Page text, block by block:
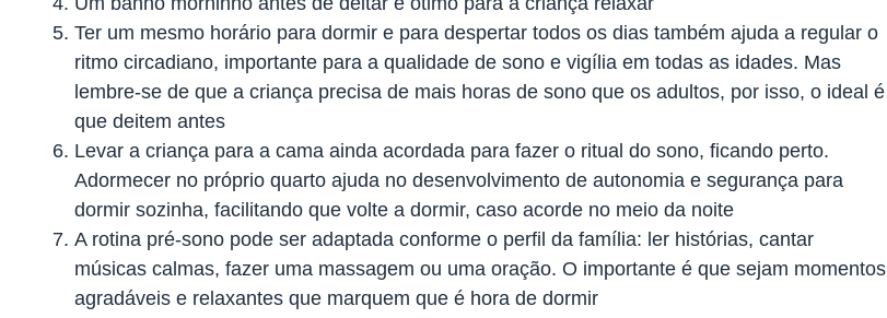
Ter um mesmo horário para dormir e para despertar todos os dias também ajuda a regular o
ritmo circadiano, importante para a qualidade de sono e vigília em todas as idades. Mas
lembre-se de que a criança precisa de mais horas de sono que os adultos, por isso, o ideal é
que deitem antes
Levar a criança para a cama ainda acordada para fazer o ritual do sono, ficando perto.
Adormecer no próprio quarto ajuda no desenvolvimento de autonomia e segurança para
dormir sozinha, facilitando que volte a dormir, caso acorde no meio da noite
A rotina pré-sono pode ser adaptada conforme o perfil da família: ler histórias, cantar
músicas calmas, fazer uma massagem ou uma oração. O importante é que sejam momentos
agradáveis e relaxantes que marquem que é hora de dormir